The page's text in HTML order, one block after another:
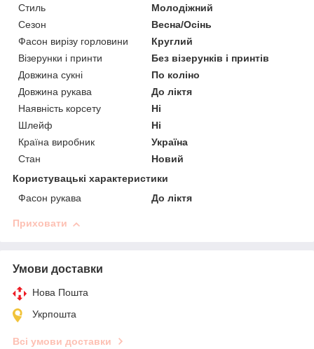
Стиль
Молодіжний
Сезон
Весна/Осінь
Фасон вирізу горловини
Круглий
Візерунки і принти
Без візерунків і принтів
Довжина сукні
По коліно
Довжина рукава
До ліктя
Наявність корсету
Ні
Шлейф
Ні
Країна виробник
Україна
Стан
Новий
Користувацькi характеристики
Фасон рукава
До ліктя
Приховати
Умови доставки
Нова Пошта
Укрпошта
Всі умови доставки